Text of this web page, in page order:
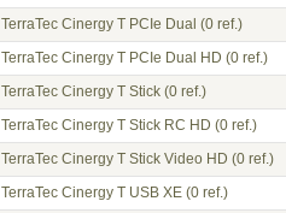
TerraTec Cinergy T PCIe Dual (0 ref.)
TerraTec Cinergy T PCIe Dual HD (0 ref.)
TerraTec Cinergy T Stick (0 ref.)
TerraTec Cinergy T Stick RC HD (0 ref.)
TerraTec Cinergy T Stick Video HD (0 ref.)
TerraTec Cinergy T USB XE (0 ref.)